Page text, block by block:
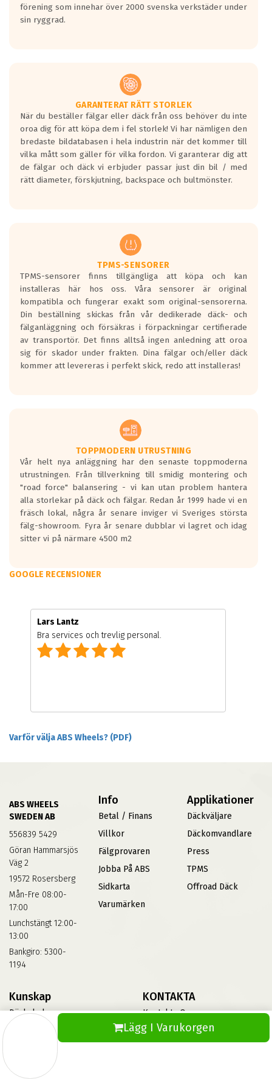
Lägg I Varukorgen
förening som innehar över 2000 svenska verkstäder under
sin ryggrad.
GARANTERAT RÄTT STORLEK
När du beställer fälgar eller däck från oss behöver du inte
oroa dig för att köpa dem i fel storlek! Vi har nämligen den
bredaste bildatabasen i hela industrin när det kommer till
vilka mått som gäller för vilka fordon. Vi garanterar dig att
de fälgar och däck vi erbjuder passar just din bil / med
rätt diameter, förskjutning, backspace och bultmönster.
TPMS-SENSORER
TPMS-sensorer finns tillgängliga att köpa och kan
installeras här hos oss. Våra sensorer är original
kompatibla och fungerar exakt som original-sensorerna.
Din beställning skickas från vår dedikerade däck- och
fälganläggning och försäkras i förpackningar certifierade
av transportör. Det finns alltså ingen anledning att oroa
sig för skador under frakten. Dina fälgar och/eller däck
kommer att levereras i perfekt skick, redo att installeras!
TOPPMODERN UTRUSTNING
Vår helt nya anläggning har den senaste toppmoderna
utrustningen. Från tillverkning till smidig montering och
"road force" balansering - vi kan utan problem hantera
alla storlekar på däck och fälgar. Redan år 1999 hade vi en
fräsch lokal, några år senare inviger vi Sveriges största
fälg-showroom. Fyra år senare dubblar vi lagret och idag
sitter vi på närmare 4500 m2
GOOGLE RECENSIONER
Lars Lantz
Bra services och trevlig personal.
Varför välja ABS Wheels? (PDF)
ABS WHEELS
SWEDEN AB
556839 5429
Göran Hammarsjös
Väg 2
19572 Rosersberg
Mån-Fre 08:00-
17:00
Lunchstängt 12:00-
13:00
Bankgiro: 5300-
1194
Info
Betal / Finans
Villkor
Fälgprovaren
Jobba På ABS
Sidkarta
Varumärken
Applikationer
Däckväljare
Däckomvandlare
Press
TPMS
Offroad Däck
Kunskap
Däckskola
Informationsbank Av Däck
Och Fälgar
KONTAKTA
Kontakta Oss
Vinterdäck